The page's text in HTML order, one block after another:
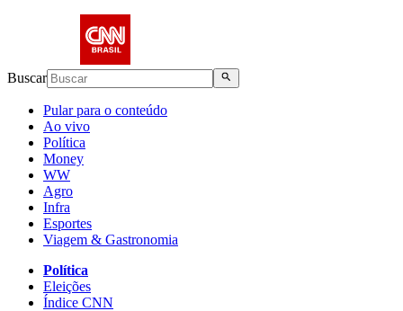
Buscar
Pular para o conteúdo
Ao vivo
Política
Money
WW
Agro
Infra
Esportes
Viagem & Gastronomia
Política
Eleições
Índice CNN